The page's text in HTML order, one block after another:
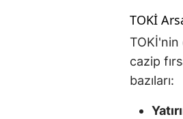
TOKİ
TOKİ'nin
cazip
bazıları: